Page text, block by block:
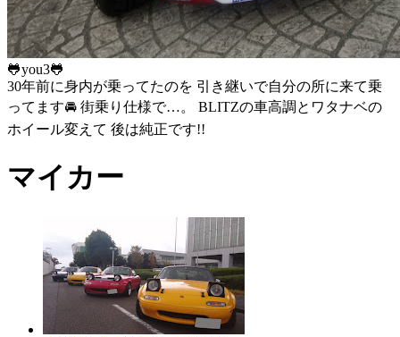
🐸you3🐸
30年前に身内が乗ってたのを 引き継いで自分の所に来て乗
ってます🚘 街乗り仕様で…。 BLITZの車高調とワタナベの
ホイール変えて 後は純正です!!
マイカー